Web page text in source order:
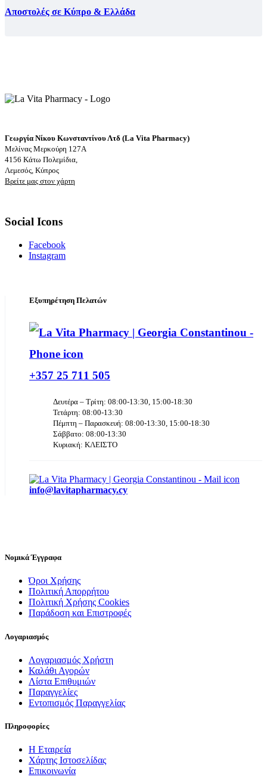
Αποστολές σε Κύπρο & Ελλάδα
Γεωργία Νίκου Κωνσταντίνου Λτδ (La Vita Pharmacy)
Μελίνας Μερκούρη 127Α
4156 Κάτω Πολεμίδια,
Λεμεσός, Κύπρος
Βρείτε μας στον χάρτη
Social Icons
Facebook
Instagram
Εξυπηρέτηση Πελατών
+357 25 711 505
Δευτέρα – Τρίτη: 08:00-13:30, 15:00-18:30
Τετάρτη: 08:00-13:30
Πέμπτη – Παρασκευή: 08:00-13:30, 15:00-18:30
Σάββατο: 08:00-13:30
Κυριακή: ΚΛΕΙΣΤΟ
info@lavitapharmacy.cy
Νομικά Έγγραφα
Όροι Χρήσης
Πολιτική Απορρήτου
Πολιτική Χρήσης Cookies
Παράδοση και Επιστροφές
Λογαριασμός
Λογαριασμός Χρήστη
Καλάθι Αγορών
Λίστα Επιθυμιών
Παραγγελίες
Εντοπισμός Παραγγελίας
Πληροφορίες
Η Εταιρεία
Χάρτης Ιστοσελίδας
Επικοινωνία